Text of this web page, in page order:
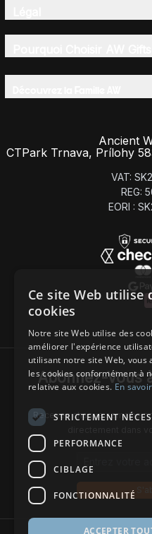
Ancient
CTPark Trnava, Prílohy
VAT:
REG:
EORI :
Abonnez-Vous
Recevez chaque semaine
directement dans
Ce site Web utilise
cookies
Notre site Web utilise des
améliorer l'expérience
utilisant notre site Web, vous
les cookies conformément à
relative aux cookies.En
STRICTEMENT
PERFORMANCE
CIBLAGE
FONCTIONNALITÉ
ACCEPTER